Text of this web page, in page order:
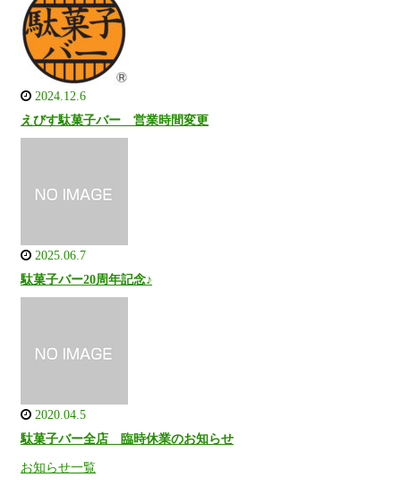
2024.12.6
えびす駄菓子バー 営業時間変更
2025.06.7
駄菓子バー20周年記念♪
2020.04.5
駄菓子バー全店 臨時休業のお知らせ
お知らせ一覧